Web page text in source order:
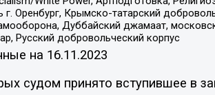
Оренбург, Крымско-татарский
Дуббайский джамаат,
Русский добровольческий корпус
на 16.11.2023
судом принято вступившее в